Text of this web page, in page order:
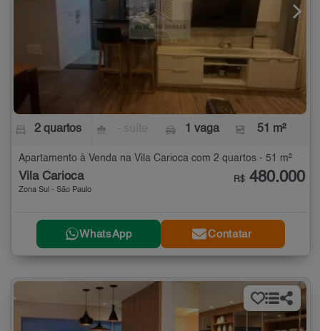
2 quartos 1 vaga 51 m²
Apartamento à Venda na Vila Carioca com 2 quartos - 51 m²
Vila Carioca
Zona Sul - São Paulo
R$ 480.000
WhatsApp Contatar